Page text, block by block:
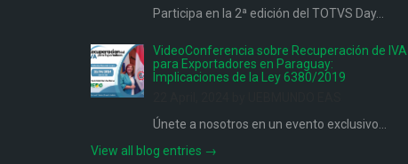
Participa en la 2ª edición del TOTVS Day...
VideoConferencia sobre Recuperación de IVA
para Exportadores en Paraguay:
Implicaciones de la Ley 6380/2019
Únete a nosotros en un evento exclusivo...
View all blog entries →